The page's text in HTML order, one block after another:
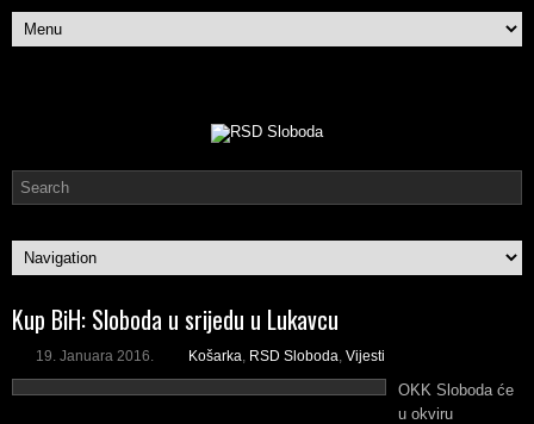
Kup BiH: Sloboda u srijedu u Lukavcu
19. Januara 2016. Košarka, RSD Sloboda, Vijesti
OKK Sloboda će
u okviru